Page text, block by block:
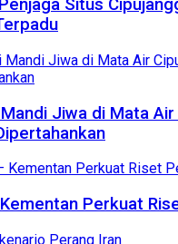
Situs
Jiwa di Mata Air
Kementan Perkuat